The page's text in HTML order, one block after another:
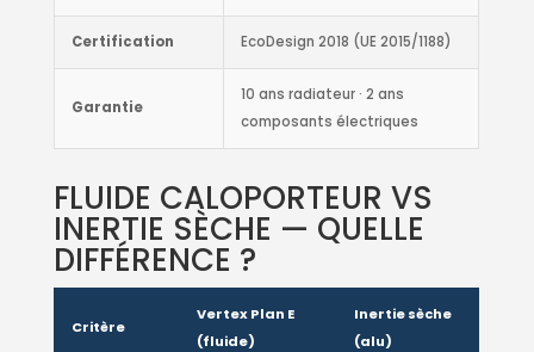
Certification EcoDesign 2018 (UE 2015/1188)
Garantie
10 ans radiateur · 2 ans
composants électriques
FLUIDE CALOPORTEUR VS
INERTIE SÈCHE — QUELLE
DIFFÉRENCE ?
Critère
Vertex Plan E
(fluide)
Inertie sèche
(alu)